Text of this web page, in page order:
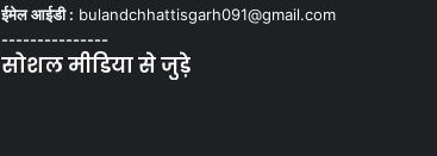
ईमेल आईडी : bulandchhattisgarh091@gmail.com
---------------
सोशल मीडिया से जुड़े